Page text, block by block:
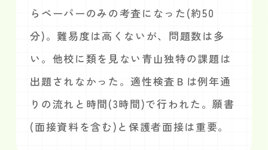
らペーパーのみの考査になった(約50
分)。難易度は高くないが、問題数は多
い。他校に類を見ない青山独特の課題は
出題されなかった。適性検査Ｂは例年通
りの流れと時間(3時間)で行われた。願書
(面接資料を含む)と保護者面接は重要。